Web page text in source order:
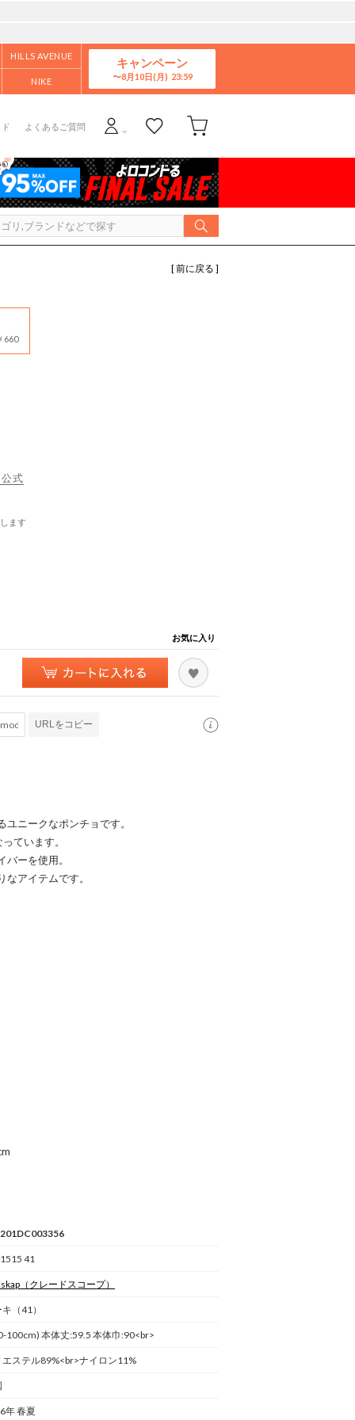
HILLS AVENUE
NIKE
キャンペーン
8月10日(月)
よくあるご質問
[ 前に戻る ]
660
式
ます
お気に入り
URLをコピー
ニークなポンチョです。
ています。
ーを使用。
アイテムです。
41
（クレードスコープ）
（41）
100cm) 本体丈:59.5 本体巾:90<br>
エステル89%<br>ナイロン11%
年 春夏